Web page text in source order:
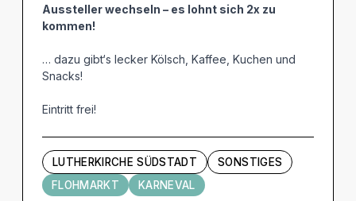
Aussteller wechseln – es lohnt sich 2x zu
kommen!
… dazu gibt‘s lecker Kölsch, Kaffee, Kuchen und
Snacks!
Eintritt frei!
LUTHERKIRCHE SÜDSTADT
SONSTIGES
FLOHMARKT
KARNEVAL